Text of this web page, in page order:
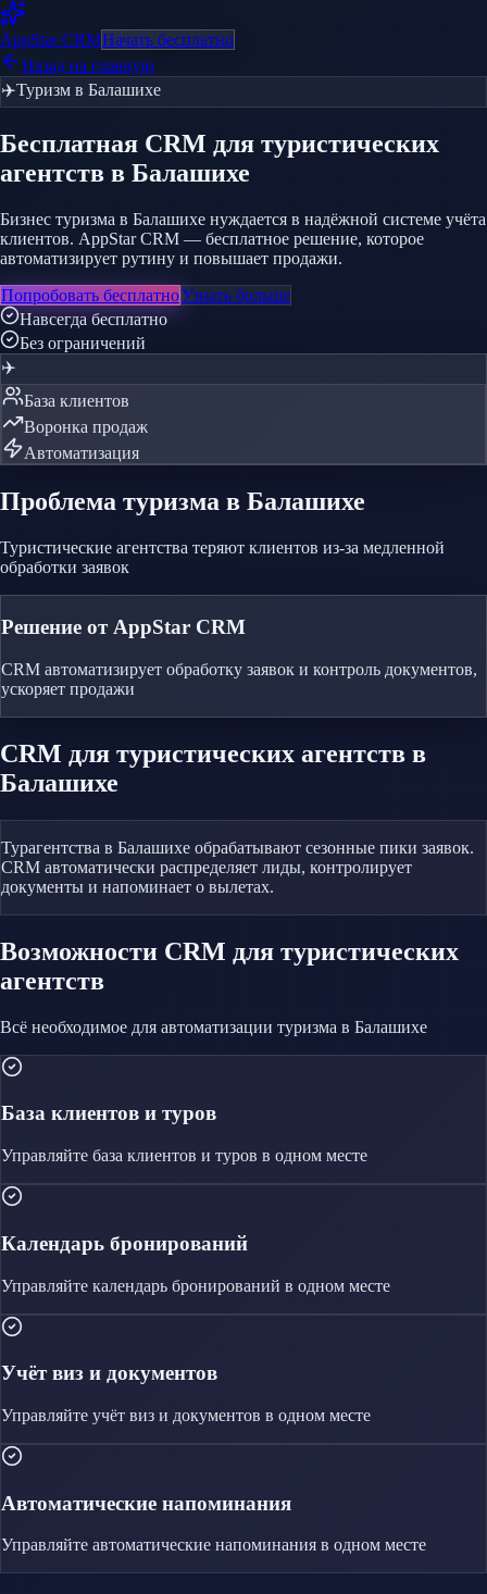
AppStarCRMНачать бесплатно
Назад на главную
✈️Туризм в Балашихе
Бесплатная CRM для туристических
агентств в Балашихе
Бизнес туризма в Балашихе нуждается в надёжной системе учёта
клиентов. AppStar CRM — бесплатное решение, которое
автоматизирует рутину и повышает продажи.
Попробовать бесплатноУзнать больше
Навсегда бесплатно
Без ограничений
✈️
База клиентов
Воронка продаж
Автоматизация
Проблема туризма в Балашихе
Туристические агентства теряют клиентов из-за медленной
обработки заявок
Решение от AppStar CRM
CRM автоматизирует обработку заявок и контроль документов,
ускоряет продажи
CRM для туристических агентств в
Балашихе
Турагентства в Балашихе обрабатывают сезонные пики заявок.
CRM автоматически распределяет лиды, контролирует
документы и напоминает о вылетах.
Возможности CRM для туристических
агентств
Всё необходимое для автоматизации туризма в Балашихе
База клиентов и туров
Управляйте база клиентов и туров в одном месте
Календарь бронирований
Управляйте календарь бронирований в одном месте
Учёт виз и документов
Управляйте учёт виз и документов в одном месте
Автоматические напоминания
Управляйте автоматические напоминания в одном месте